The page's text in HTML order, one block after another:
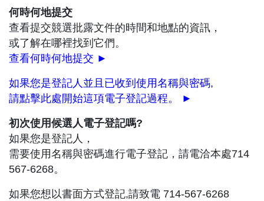
何時何地提交
查看提交競選批露文件的時間和地點的資訊，
或了解在哪裡找到它們。
查看何時何地提交 ►
如果您是登記人並且已收到使用名稱與密碼,
請點擊此處開始這項電子登記過程。 ►
初次使用候選人電子登記嗎?
如果您是登記人，
需要使用名稱與密碼進行電子登記，請電洽本處714
567-6268。
如果您想以書面方式登記,請致電 714-567-6268